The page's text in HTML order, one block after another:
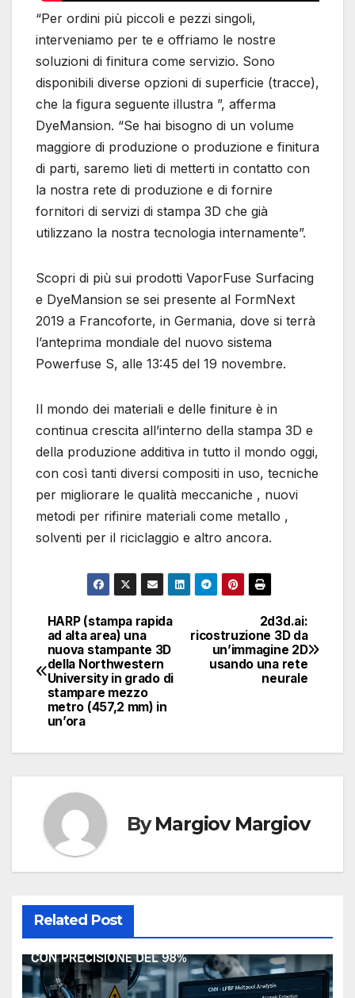
“Per ordini più piccoli e pezzi singoli,
interveniamo per te e offriamo le nostre
soluzioni di finitura come servizio. Sono
disponibili diverse opzioni di superficie (tracce),
che la figura seguente illustra ”, afferma
DyeMansion. “Se hai bisogno di un volume
maggiore di produzione o produzione e finitura
di parti, saremo lieti di metterti in contatto con
la nostra rete di produzione e di fornire
fornitori di servizi di stampa 3D che già
utilizzano la nostra tecnologia internamente”.
Scopri di più sui prodotti VaporFuse Surfacing
e DyeMansion se sei presente al FormNext
2019 a Francoforte, in Germania, dove si terrà
l’anteprima mondiale del nuovo sistema
Powerfuse S, alle 13:45 del 19 novembre.
Il mondo dei materiali e delle finiture è in
continua crescita all’interno della stampa 3D e
della produzione additiva in tutto il mondo oggi,
con così tanti diversi compositi in uso, tecniche
per migliorare le qualità meccaniche , nuovi
metodi per rifinire materiali come metallo ,
solventi per il riciclaggio e altro ancora.
Navigazione
articoli
2d3d.ai:
ricostruzione 3D da
un’immagine 2D
usando una rete
neurale
HARP (stampa rapida
ad alta area) una
nuova stampante 3D
della Northwestern
University in grado di
stampare mezzo
metro (457,2 mm) in
un’ora
ByMargiov Margiov
Related Post